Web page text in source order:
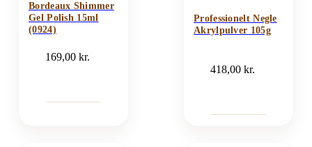
Bordeaux Shimmer
Gel Polish 15ml
(0924)
169,00kr.
Professionelt Negle
Akrylpulver 105g
418,00kr.